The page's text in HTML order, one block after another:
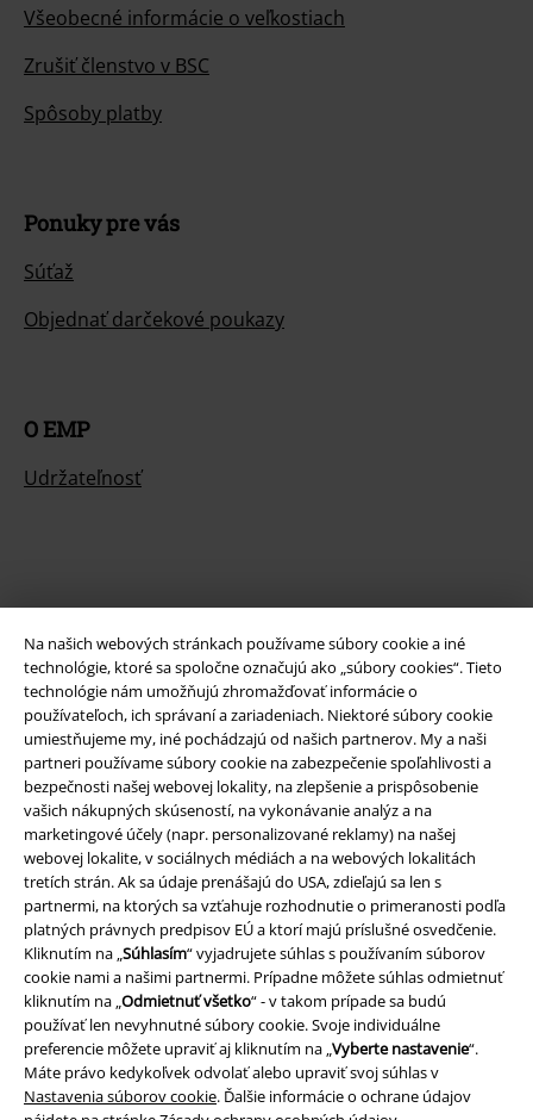
Na našich webových stránkach používame súbory cookie a iné
technológie, ktoré sa spoločne označujú ako „súbory cookies“. Tieto
technológie nám umožňujú zhromažďovať informácie o
používateľoch, ich správaní a zariadeniach. Niektoré súbory cookie
umiestňujeme my, iné pochádzajú od našich partnerov. My a naši
partneri používame súbory cookie na zabezpečenie spoľahlivosti a
bezpečnosti našej webovej lokality, na zlepšenie a prispôsobenie
vašich nákupných skúseností, na vykonávanie analýz a na
marketingové účely (napr. personalizované reklamy) na našej
webovej lokalite, v sociálnych médiách a na webových lokalitách
tretích strán. Ak sa údaje prenášajú do USA, zdieľajú sa len s
partnermi, na ktorých sa vzťahuje rozhodnutie o primeranosti podľa
platných právnych predpisov EÚ a ktorí majú príslušné osvedčenie.
Kliknutím na „Súhlasím“ vyjadrujete súhlas s používaním súborov
cookie nami a našimi partnermi. Prípadne môžete súhlas odmietnuť
kliknutím na „Odmietnuť všetko“ - v takom prípade sa budú
používať len nevyhnutné súbory cookie. Svoje individuálne
preferencie môžete upraviť aj kliknutím na „Vyberte nastavenie“.
Máte právo kedykoľvek odvolať alebo upraviť svoj súhlas v
Nastavenia súborov cookie. Ďalšie informácie o ochrane údajov
Všeobecné informácie o veľkostiach
Zrušiť členstvo v BSC
Spôsoby platby
Ponuky pre vás
Súťaž
Objednať darčekové poukazy
O EMP
Udržateľnosť
Staňte sa súčasťou komunity!
Spôsoby platby
Bankový prevod Platba na dobierku